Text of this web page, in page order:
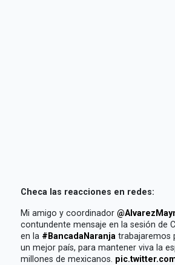
Checa las reacciones en redes:
Mi amigo y coordinador
contundente mensaje en la sesión de
en la #BancadaNaranjatrabajaremos
un mejor país, para mantener viva la
millones de mexicanos.